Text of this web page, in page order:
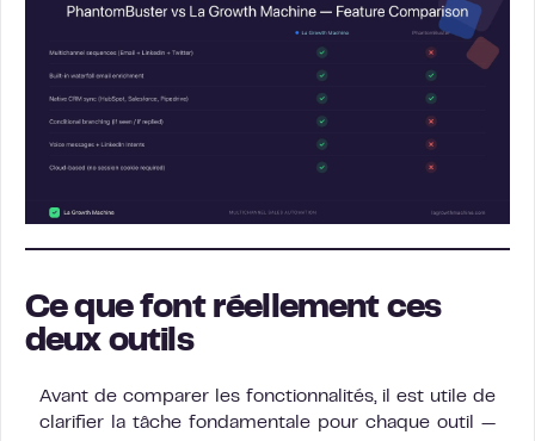
Ce que font réellement ces
deux outils
Avant de comparer les fonctionnalités, il est utile de
clarifier la tâche fondamentale pour chaque outil —